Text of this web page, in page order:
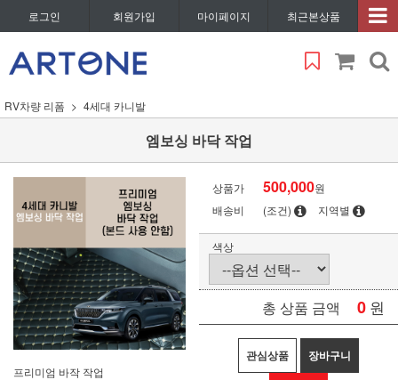
로그인 회원가입 마이페이지 최근본상품
RV차량 리폼 4세대 카니발
엠보싱 바닥 작업
프리미엄 바작 작업
상품가 500,000원
배송비
(조건) 지역별
색상
총 상품 금액 0 원
관심상품 장바구니